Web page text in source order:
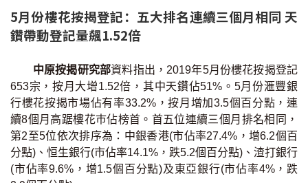
實時銀行資訊
裝修·保險優惠
免費裝修轉介服務
裝修設計專欄
火險、家居、寵物保險
保險資訊專欄
5月份樓花按揭登記：五大排名連續三個月相同 天
鑽帶動登記量飆1.52倍
中原按揭研究部資料指出，2019年5月份樓花按揭登記
653宗，按月大增1.52倍，其中天鑽佔51%。5月份滙豐銀
行樓花按揭市場佔有率33.2%，按月增加3.5個百分點，連
續8個月高踞樓花巿佔榜首。首五位連續三個月排名相同，
第2至5位依次排序為：中銀香港(市佔率27.4%，增6.2個百
分點)、恒生銀行(市佔率14.1%，跌5.2個百分點)、渣打銀行
(市佔率9.6%，增1.5個百分點)及東亞銀行(市佔率4%，跌